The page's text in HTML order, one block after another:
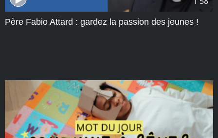
Père Fabio Attard : gardez la passion des jeunes !